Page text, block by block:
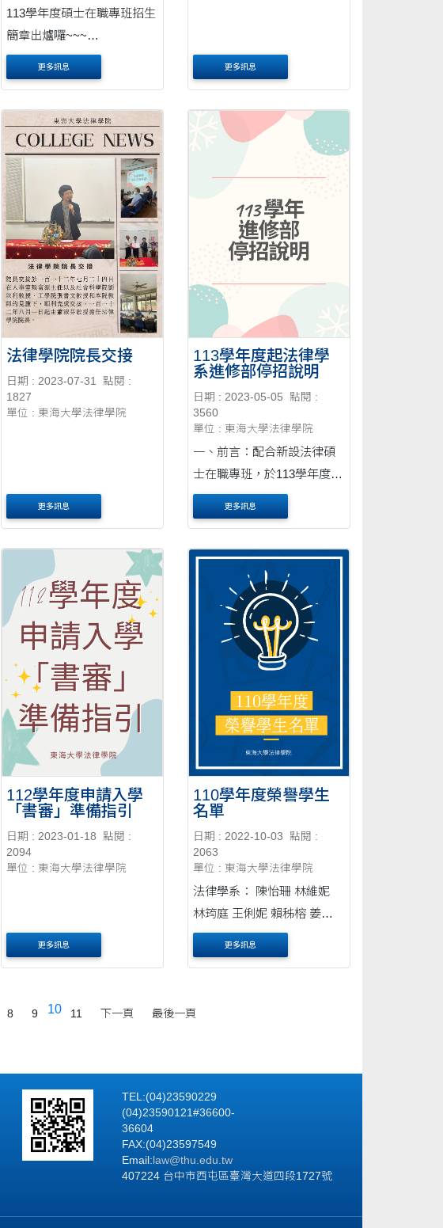
113學年度碩士在職專班招生
簡章出爐囉~~~
https://exam2.thu.edu.tw/EX
AM/doc/1461399485_public_
(04)-23590121*36602 蔡助教
更多訊息 更多訊息
法律學院院長交接
日期 : 2023-07-31
點閱 :
1827
單位 : 東海大學法律學院
更多訊息
113學年度起法律學
系進修部停招說明
日期 : 2023-05-05
點閱 :
3560
單位 : 東海大學法律學院
一、前言：配合新設法律碩
士在職專班，於113學年度申
請進修部學士班停招。 二、
對學生之影響： （1）112學
生，進修部課程會持續於116
學年結束，不影響同學修
課。 （2）若有課程需重....
更多訊息
112學年度申請入學
「書審」準備指引
日期 : 2023-01-18
點閱 :
2094
單位 : 東海大學法律學院
更多訊息
110學年度榮譽學生
名單
日期 : 2022-10-03
點閱 :
2063
單位 : 東海大學法律學院
法律學系： 陳怡珊 林維妮
林筠庭 王俐妮 賴秭榕 姜光
隆 黃美茜 戴其仲 唐宜嫺 林
品萱 邱詩涵 張家寧 郭予芩
更多訊息
8 9 10 11 下一頁 最後一頁
TEL:(04)23590229
(04)23590121#36600-
36604
FAX:(04)23597549
Email: law@thu.edu.tw
407224 台中市西屯區臺灣大道四段1727號